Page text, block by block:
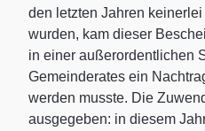
den letzten Jahren
wurden, kam dieser
in einer außerordentlichen
Gemeinderates ein
werden musste. Die
ausgegeben: in diesem